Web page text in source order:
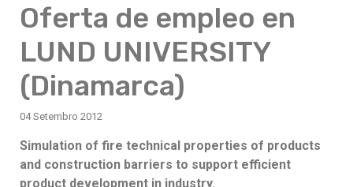
Oferta de empleo en
LUND UNIVERSITY
(Dinamarca)
04 Setembro 2012
Simulation of fire technical properties of products
and construction barriers to support efficient
product development in industry.